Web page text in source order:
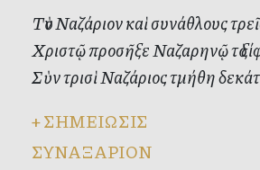
Τὸν Ναζάριον καὶ συνάθλους
Χριστῷ προσῆξε Ναζαρηνῷ τὸ
Σὺν τρισὶ Ναζάριος τμήθη
+ΣΗΜΕΙΩΣΙΣ
ΣΥΝΑΞΑΡΙΟΝ